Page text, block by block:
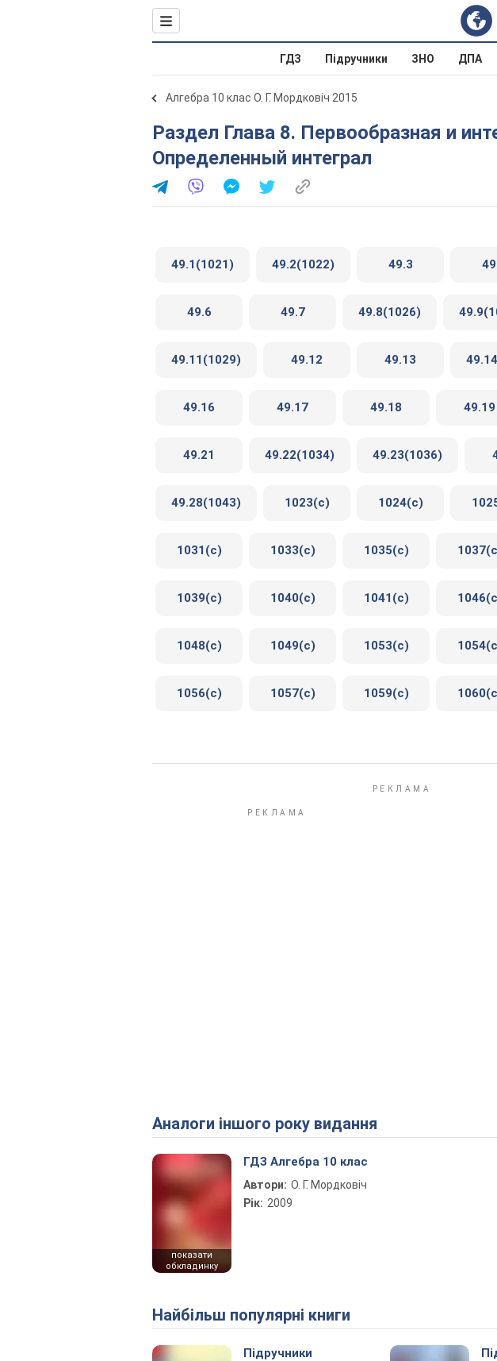
ГДЗ Підручники ЗНО ДПА
Алгебра 10 клас О. Г. Мордковіч 2015
Раздел Глава 8. Первообразная и интеграл. § 49.
Определенный интеграл
49.1(1021) 49.2(1022) 49.3
49.6 49.7 49.8(1026)
49.11(1029) 49.12 49.13
49.16 49.17 49.18 49.19
49.21 49.22(1034) 49.23(1036)
49.28(1043) 1023(c) 1024(c)
1031(c) 1033(c) 1035(c)
1039(c) 1040(c) 1041(c)
1048(c) 1049(c) 1053(c)
1056(c) 1057(c) 1059(c)
Аналоги іншого року видання
показати
обкладинку
ГДЗ Алгебра 10 клас
Автори: О. Г. Мордковіч
Рік: 2009
Найбільш популярні книги
Підручники